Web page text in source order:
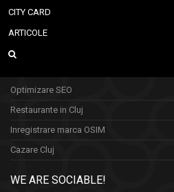
CITY CARD
ARTICOLE
Optimizare SEO
Restaurante in Cluj
Inregistrare marca OSIM
Cazare Cluj
WE ARE SOCIABLE!